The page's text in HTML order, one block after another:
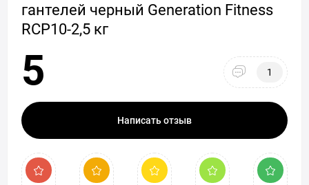
гантелей черный Generation Fitness
RCP10-2,5 кг
5 1
Написать отзыв